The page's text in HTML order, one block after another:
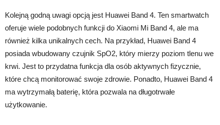
Kolejną godną uwagi opcją jest Huawei Band 4. Ten smartwatch
oferuje wiele podobnych funkcji do Xiaomi Mi Band 4, ale ma
również kilka unikalnych cech. Na przykład, Huawei Band 4
posiada wbudowany czujnik SpO2, który mierzy poziom tlenu we
krwi. Jest to przydatna funkcja dla osób aktywnych fizycznie,
które chcą monitorować swoje zdrowie. Ponadto, Huawei Band 4
ma wytrzymałą baterię, która pozwala na długotrwałe
użytkowanie.